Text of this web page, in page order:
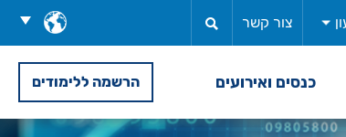
בחר
שפה
צור קשר
כנסים ואירועים הרשמה ללימודים